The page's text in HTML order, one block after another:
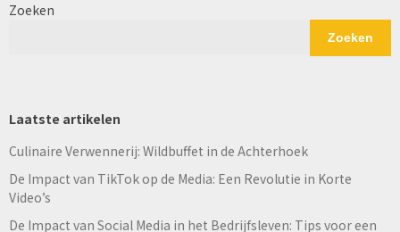
Zoeken
Zoeken
Laatste artikelen
Culinaire Verwennerij: Wildbuffet in de Achterhoek
De Impact van TikTok op de Media: Een Revolutie in Korte
Video’s
De Impact van Social Media in het Bedrijfsleven: Tips voor een